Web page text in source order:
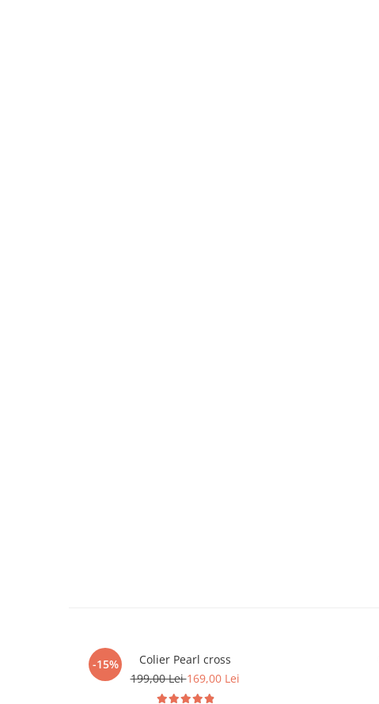
-15%
Colier Pearl cross
199,00 Lei169,00 Lei